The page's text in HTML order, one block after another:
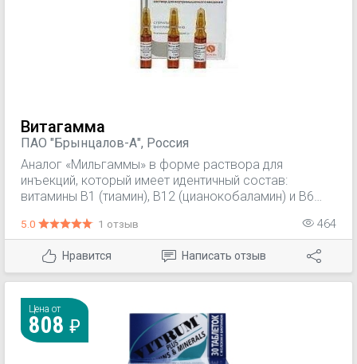
Витагамма
ПАО "Брынцалов-А", Россия
Аналог «Мильгаммы» в форме раствора для
инъекций, который имеет идентичный состав:
витамины В1 (тиамин), В12 (цианокобаламин) и В6
обезболивающего. Такой состав помогает
нормализовать работу ЦНС, стимулирует обменные
и кроветворные процессы. «Витагамму» назначают
при различных неврологических заболеваниях
Среди противопоказаний – возраст до 18 лет,
аллергия на действующие или вспомогательные
вещества препарата, беременность и кормление
грудью, тяжелая хроническая сердечная
5.0 1 отзыв 464
Нравится Написать отзыв
Цена от
808